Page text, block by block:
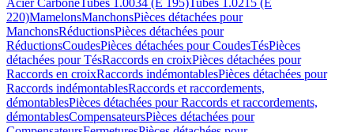
Acier CarboneTubes 1.0034 (E 195)Tubes 1.0215 (E
220)MamelonsManchonsPièces détachées pour
ManchonsRéductionsPièces détachées pour
RéductionsCoudesPièces détachées pour CoudesTésPièces
détachées pour TésRaccords en croixPièces détachées pour
Raccords en croixRaccords indémontablesPièces détachées pour
Raccords indémontablesRaccords et raccordements,
démontablesPièces détachées pour Raccords et raccordements,
démontablesCompensateursPièces détachées pour